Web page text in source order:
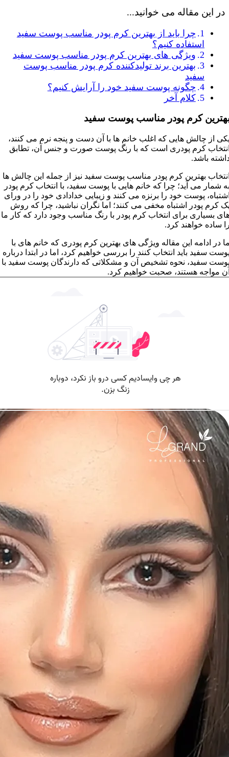
در این مقاله می خوانید...
چرا بايد از بهترين کرم پودر مناسب پوست سفيد
استفاده کنيم؟
ويژگی های بهترين کرم پودر مناسب پوست سفيد
بهترين برند توليدکننده کرم پودر مناسب پوست
سفيد
چگونه پوست سفيد خود را آرايش کنيم؟
کلام آخر
کرم پودر مناسب پوست سفید
از چالش هايی که اغلب خانم ها با آن دست و پنجه نرم می کنند،
کرم پودری است که با رنگ پوست صورت و جنس آن، تطابق
باشد.
بهترين کرم پودر مناسب پوست سفيد نيز از جمله اين چالش ها
شمار می آيد؛ چرا که خانم هايی با پوست سفيد، با انتخاب کرم پودر
پوست خود را برنزه می کنند و زيبايی خدادادی خود را در ورای
کرم پودر اشتباه مخفی می کنند؛ اما نگران نباشيد، چرا که روش
بسياری برای انتخاب کرم پودر با رنگ مناسب وجود دارد که کار ما
ساده خواهند کرد.
در ادامه اين مقاله ويژگی های بهترين کرم پودری که خانم های با
سفيد بايد انتخاب کنند را بررسی خواهيم کرد، اما در ابتدا درباره
سفيد، نحوه تشخيص آن و مشکلاتی که دارندگان پوست سفيد با
مواجه هستند، صحبت خواهيم کرد.